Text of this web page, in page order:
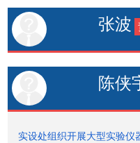
张波
陈侠
实设处组织开展大型实验仪